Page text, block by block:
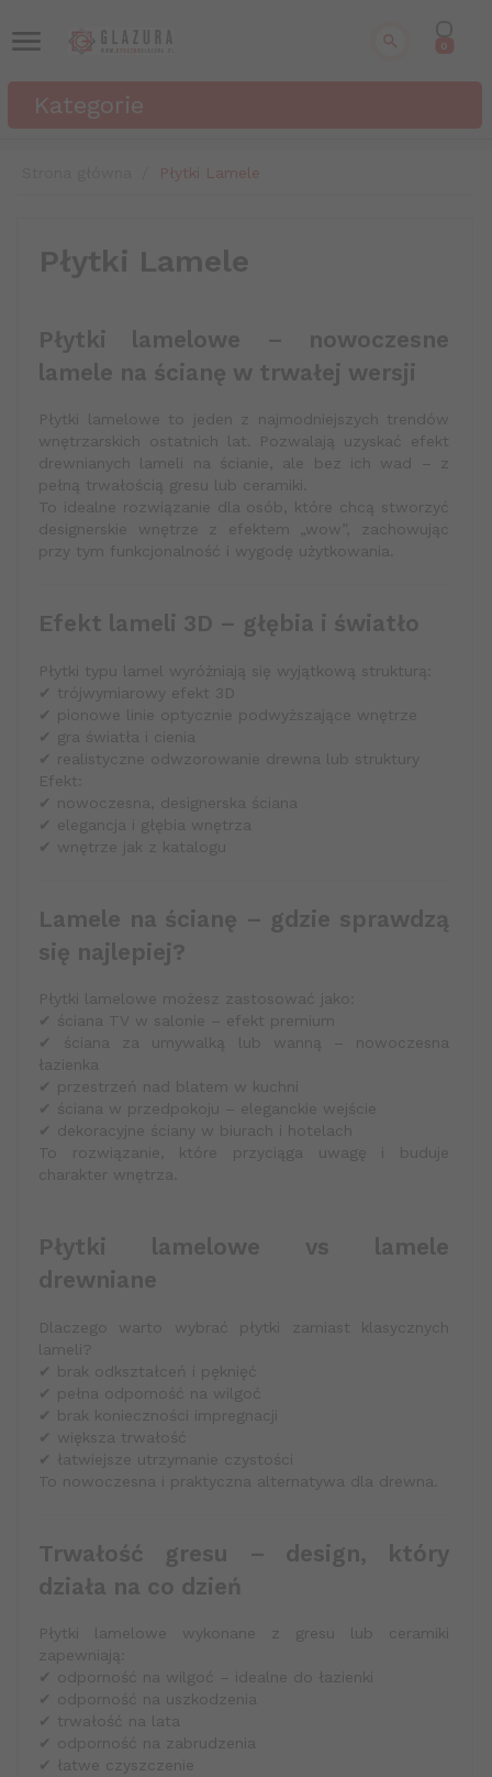
Kategorie
0
Płytki Lamele
Płytki Lamele
Płytki lamelowe – nowoczesne
lamele na ścianę w trwałej wersji
Płytki lamelowe to jeden z najmodniejszych trendów
wnętrzarskich ostatnich lat. Pozwalają uzyskać efekt
drewnianych lameli na ścianie, ale bez ich wad – z
pełną trwałością gresu lub ceramiki.
To idealne rozwiązanie dla osób, które chcą stworzyć
designerskie wnętrze z efektem „wow”, zachowując
przy tym funkcjonalność i wygodę użytkowania.
Efekt lameli 3D – głębia i światło
Płytki typu lamel wyróżniają się wyjątkową strukturą:
✔ trójwymiarowy efekt 3D
✔ pionowe linie optycznie podwyższające wnętrze
✔ gra światła i cienia
✔ realistyczne odwzorowanie drewna lub struktury
Efekt:
✔ nowoczesna, designerska ściana
✔ elegancja i głębia wnętrza
✔ wnętrze jak z katalogu
Lamele na ścianę – gdzie sprawdzą
się najlepiej?
Płytki lamelowe możesz zastosować jako:
✔ ściana TV w salonie – efekt premium
✔ ściana za umywalką lub wanną – nowoczesna
łazienka
✔ przestrzeń nad blatem w kuchni
✔ ściana w przedpokoju – eleganckie wejście
✔ dekoracyjne ściany w biurach i hotelach
To rozwiązanie, które przyciąga uwagę i buduje
charakter wnętrza.
Płytki lamelowe vs lamele
drewniane
Dlaczego warto wybrać płytki zamiast klasycznych
lameli?
✔ brak odkształceń i pęknięć
✔ pełna odporność na wilgoć
✔ brak konieczności impregnacji
✔ większa trwałość
✔ łatwiejsze utrzymanie czystości
To nowoczesna i praktyczna alternatywa dla drewna.
Trwałość gresu – design, który
działa na co dzień
Płytki lamelowe wykonane z gresu lub ceramiki
zapewniają:
✔ odporność na wilgoć – idealne do łazienki
✔ odporność na uszkodzenia
✔ trwałość na lata
✔ odporność na zabrudzenia
✔ łatwe czyszczenie